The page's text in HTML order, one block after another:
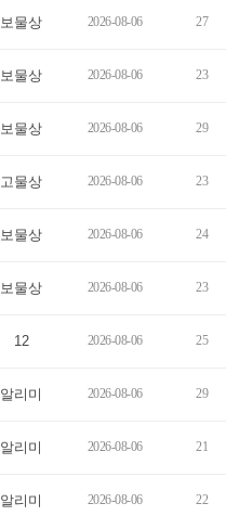
보물상 2026-08-06 27
보물상 2026-08-06 23
보물상 2026-08-06 29
고물상 2026-08-06 23
보물상 2026-08-06 24
보물상 2026-08-06 23
12 2026-08-06 25
알리미 2026-08-06 29
알리미 2026-08-06 21
알리미 2026-08-06 22